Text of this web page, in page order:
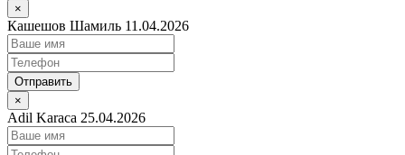
×
Кашешов Шамиль 11.04.2026
Отправить
×
Adil Karaca 25.04.2026